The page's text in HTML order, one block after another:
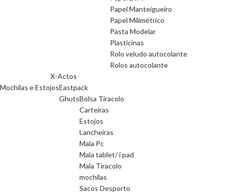
Papel Manteigueiro
Papel Milimétrico
Pasta Modelar
Plasticinas
Rolo veludo autocolante
Rolos autocolante
X-Actos
Mochilas e EstojosEastpack
GhutsBolsa Tiracolo
Carteiras
Estojos
Lancheiras
Mala Pc
Mala tablet/ i pad
Mala Tiracolo
mochilas
Sacos Desporto